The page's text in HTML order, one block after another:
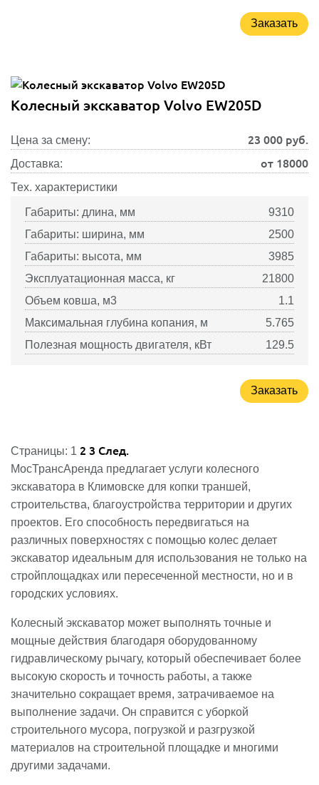
Заказать
Колесный экскаватор Volvo EW205D
Цена за смену: 23 000 руб.
Доставка: от 18000
Тех. характеристики
Габариты: длина, мм
9310
Габариты: ширина, мм
2500
Габариты: высота, мм
3985
Эксплуатационная масса, кг
21800
Объем ковша, м3
1.1
Максимальная глубина копания, м
5.765
Полезная мощность двигателя, кВт
129.5
Заказать
Страницы: 1 2 3 След.
МосТрансАренда предлагает услуги колесного
экскаватора в Климовске для копки траншей,
строительства, благоустройства территории и других
проектов. Его способность передвигаться на
различных поверхностях с помощью колес делает
экскаватор идеальным для использования не только на
стройплощадках или пересеченной местности, но и в
городских условиях.
Колесный экскаватор может выполнять точные и
мощные действия благодаря оборудованному
гидравлическому рычагу, который обеспечивает более
высокую скорость и точность работы, а также
значительно сокращает время, затрачиваемое на
выполнение задачи. Он справится с уборкой
строительного мусора, погрузкой и разгрузкой
материалов на строительной площадке и многими
другими задачами.